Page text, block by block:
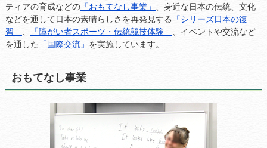
ティアの育成などの「おもてなし事業」
、身近な日本の伝統、文化
などを通して日本の素晴らしさを再発見する 「シリーズ日本の復
習」
「障がい者スポーツ・伝統競技体験」
、イベントや交流など
を通した 「国際交流」 を実施しています。
おもてなし事業